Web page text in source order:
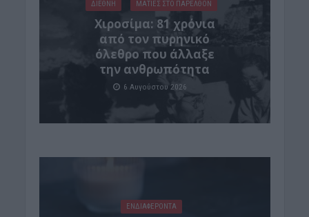
ΔΙΕΘΝΗ ΜΑΤΙΕΣ ΣΤΟ ΠΑΡΕΛΘΟΝ
Χιροσίμα: 81 χρόνια
από τον πυρηνικό
όλεθρο που άλλαξε
την ανθρωπότητα
6 Αυγούστου 2026
ΕΝΔΙΑΦΕΡΟΝΤΑ